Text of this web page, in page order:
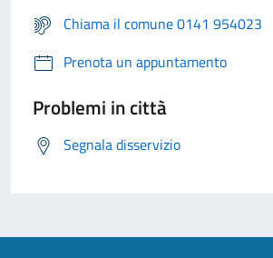
Chiama il comune 0141 954023
Prenota un appuntamento
Problemi in città
Segnala disservizio